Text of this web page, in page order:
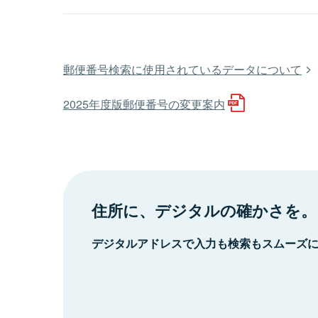
郵便番号検索に使用されているデータについて
2025年度版郵便番号の変更案内
住所に、デジタルの確かさを。
デジタルアドレスで入力も検索もスムーズ